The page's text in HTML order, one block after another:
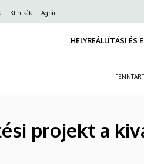
Klinikák Agrár
HELYREÁLLÍTÁSI ÉS
projekt a